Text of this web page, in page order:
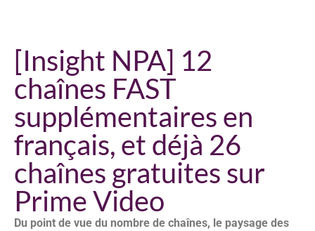
[Insight NPA] 12
chaînes FAST
supplémentaires en
français, et déjà 26
chaînes gratuites sur
Prime Video
Du point de vue du nombre de chaînes, le paysage des